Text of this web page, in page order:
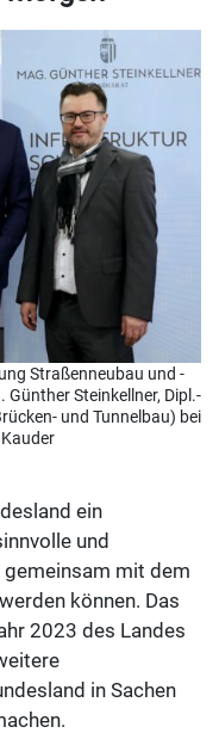
Straßenneubau und -
Steinkellner, Dipl.-
und Tunnelbau) bei
ein
und
mit dem
können. Das
2023 des Landes
in Sachen